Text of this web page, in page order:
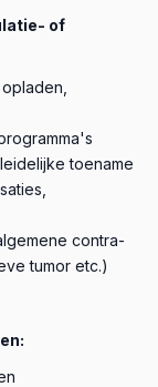
of
toename
contra-
tumor etc.)